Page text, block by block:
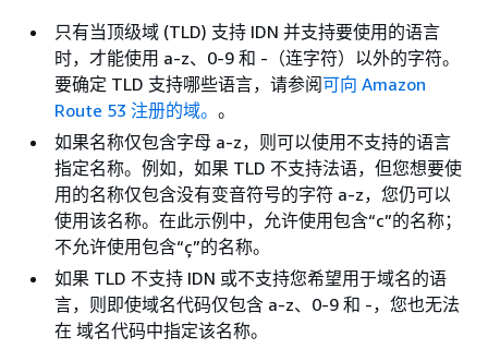
只有当顶级域 (TLD) 支持 IDN 并支持要使用的语言
时，才能使用 a-z、0-9 和 -（连字符）以外的字符。
要确定 TLD 支持哪些语言，请参阅可向 Amazon
Route 53 注册的域。 。
如果名称仅包含字母 a-z，则可以使用不支持的语言
指定名称。例如，如果 TLD 不支持法语，但您想要使
用的名称仅包含没有变音符号的字符 a-z，您仍可以
使用该名称。在此示例中，允许使用包含“c”的名称；
不允许使用包含“ç”的名称。
如果 TLD 不支持 IDN 或不支持您希望用于域名的语
言，则即使域名代码仅包含 a-z、0-9 和 -，您也无法
在 域名代码中指定该名称。